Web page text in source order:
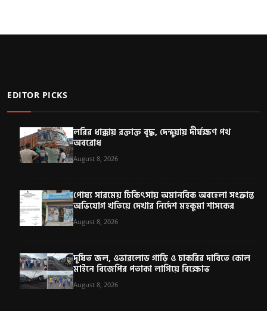
EDITOR PICKS
লরির ধাক্কায় রক্তাক্ত বৃদ্ধ, দেন্দুয়ায় দীর্ঘক্ষণ পথ
অবরোধ
August 8, 2026
পোষ্য সারমেয় চিকিৎসায় অমানবিক অবহেলা সংক্রান্ত
অভিযোগ খতিয়ে দেখার নির্দেশ মহকুমা শাসকের
August 8, 2026
দূষিত জল, ওভারলোড গাড়ি ও চাকরির দাবিতে কোল
মাইনে বিজেপির পতাকা লাগিয়ে বিক্ষোভ
August 8, 2026